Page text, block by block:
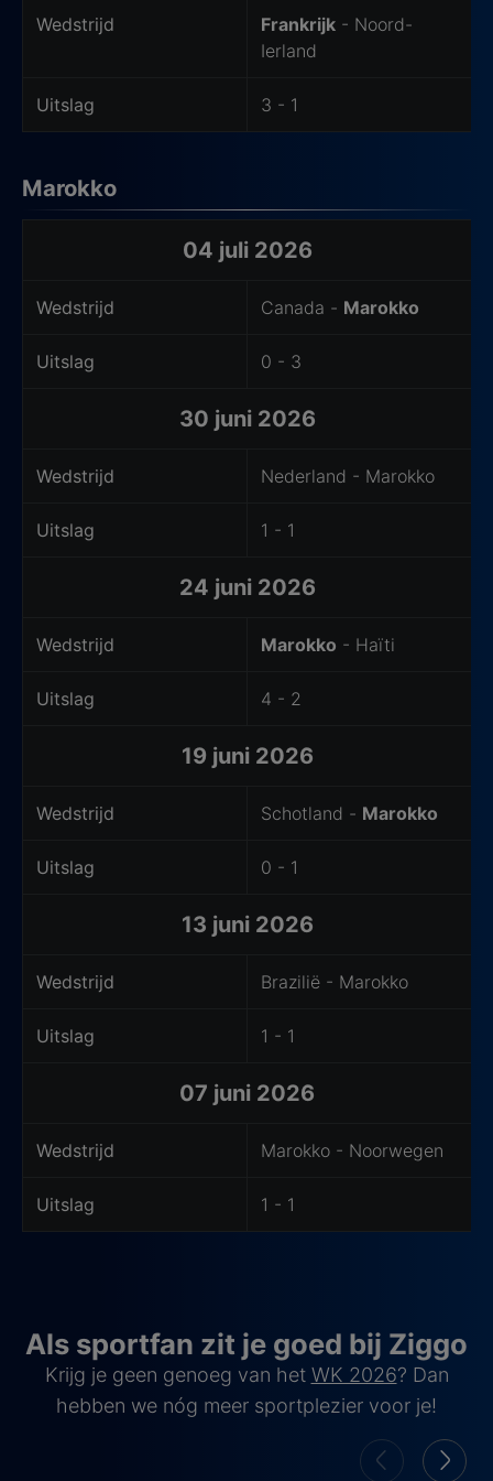
Wedstrijd Frankrijk - Noord-
Ierland
Uitslag 3 - 1
Marokko
04 juli 2026
Wedstrijd Canada - Marokko
Uitslag 0 - 3
30 juni 2026
Wedstrijd Nederland - Marokko
Uitslag 1 - 1
24 juni 2026
Wedstrijd Marokko - Haïti
Uitslag 4 - 2
19 juni 2026
Wedstrijd Schotland - Marokko
Uitslag 0 - 1
13 juni 2026
Wedstrijd Brazilië - Marokko
Uitslag 1 - 1
07 juni 2026
Wedstrijd Marokko - Noorwegen
Uitslag 1 - 1
Als sportfan zit je goed bij Ziggo
Krijg je geen genoeg van het WK 2026? Dan
hebben we nóg meer sportplezier voor je!